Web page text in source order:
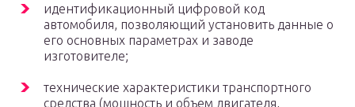
идентификационный цифровой код
автомобиля, позволяющий установить данные о
его основных параметрах и заводе
изготовителе;
технические характеристики транспортного
средства (мощность и объем двигателя,